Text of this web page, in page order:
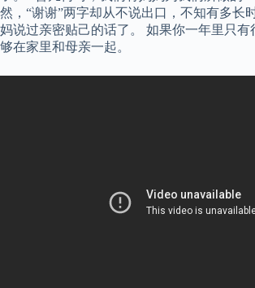
然，“谢谢”两字却从不说出口，不知有多长
妈说过亲密贴己的话了。 如果你一年里只有
够在家里和母亲一起。